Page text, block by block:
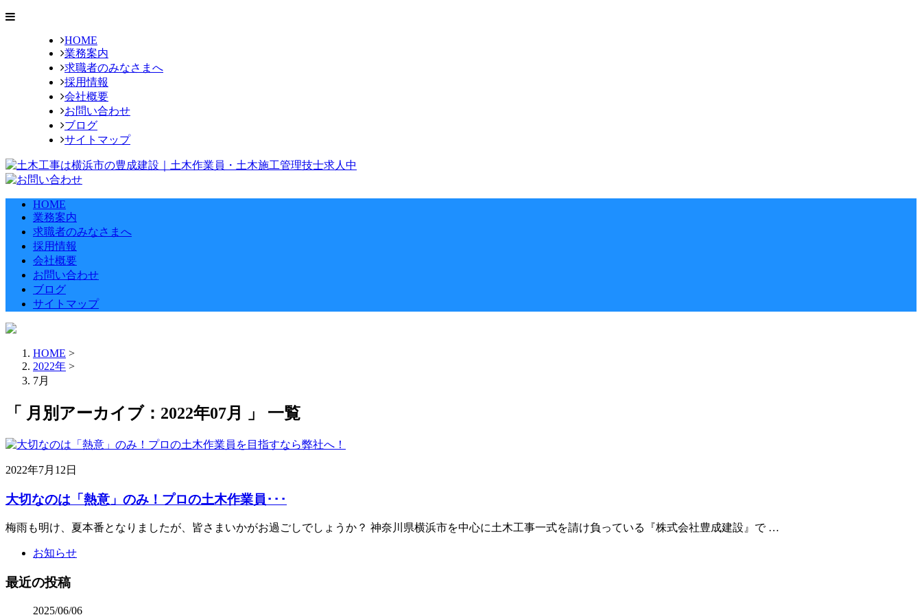
HOME
業務案内
求職者のみなさまへ
採用情報
会社概要
お問い合わせ
ブログ
サイトマップ
HOME
業務案内
求職者のみなさまへ
採用情報
会社概要
お問い合わせ
ブログ
サイトマップ
HOME >
2022年 >
7月
「 月別アーカイブ：2022年07月 」 一覧
2022年7月12日
大切なのは「熱意」のみ！プロの土木作業員･･･
梅雨も明け、夏本番となりましたが、皆さまいかがお過ごしでしょうか？ 神奈川県横浜市を中心に土木工事一式を請け負っている『株式会社豊成建設』で …
お知らせ
最近の投稿
2025/06/06